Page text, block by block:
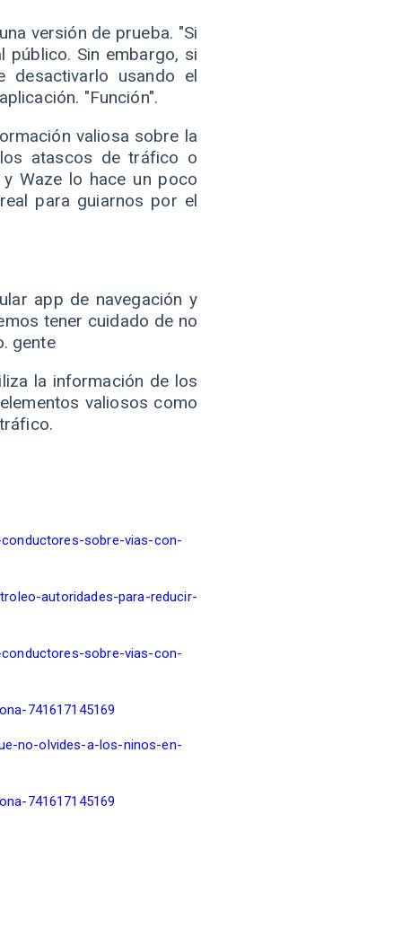
versión de prueba. "Si
público. Sin embargo, si
usando el
"Función".
valiosa sobre la
atascos de tráfico o
Waze lo hace un poco
para guiarnos por el
app de navegación y
tener cuidado de no
gente
la información de los
valiosos como
sobre-vias-con-
autoridades-para-reducir-
sobre-vias-con-
741617145169
no-olvides-a-los-ninos-en-
741617145169